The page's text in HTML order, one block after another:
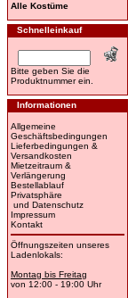
Alle Kostüme
Schnelleinkauf
Bitte geben Sie die
Produktnummer ein.
Informationen
Allgemeine
Geschäftsbedingungen
Lieferbedingungen &
Versandkosten
Mietzeitraum &
Verlängerung
Bestellablauf
Privatsphäre
und Datenschutz
Impressum
Kontakt
Öffnungszeiten unseres
Ladenlokals:
Montag bis Freitag
von 12:00 - 19:00 Uhr